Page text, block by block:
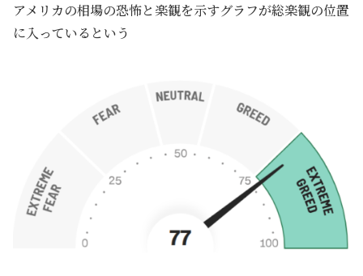
アメリカの相場の恐怖と楽観を示すグラフが総楽観の位置
に入っているという